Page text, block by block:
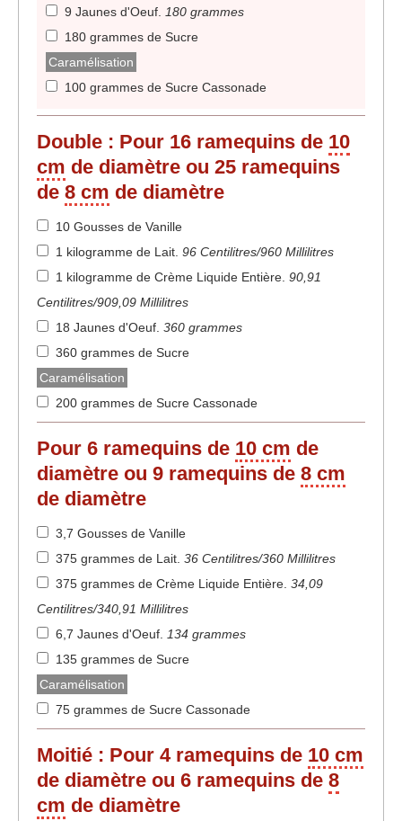
9 Jaunes d'Oeuf
180 grammes
180 grammes de Sucre
Caramélisation
100 grammes de Sucre Cassonade
Double : Pour 16 ramequins de 10
cm de diamètre ou 25 ramequins
de 8 cm de diamètre
10 Gousses de Vanille
1 kilogramme de Lait 96 Centilitres/960 Millilitres
1 kilogramme de Crème Liquide Entière 90,91
Centilitres/909,09 Millilitres
18 Jaunes d'Oeuf 360 grammes
360 grammes de Sucre
Caramélisation
200 grammes de Sucre Cassonade
Pour 6 ramequins de 10 cm de
diamètre ou 9 ramequins de 8 cm
de diamètre
3,7 Gousses de Vanille
375 grammes de Lait 36 Centilitres/360 Millilitres
375 grammes de Crème Liquide Entière 34,09
Centilitres/340,91 Millilitres
6,7 Jaunes d'Oeuf
134 grammes
135 grammes de Sucre
Caramélisation
75 grammes de Sucre Cassonade
Moitié : Pour 4 ramequins de 10 cm
de diamètre ou 6 ramequins de 8
cm de diamètre